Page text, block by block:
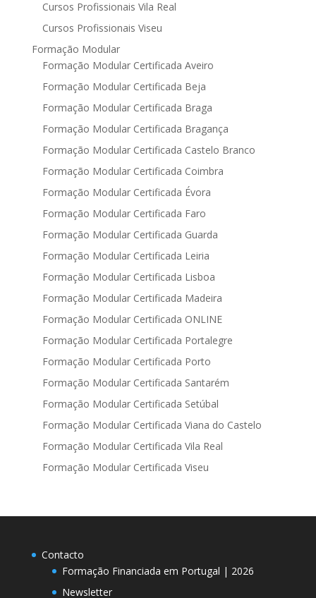
Cursos Profissionais Vila Real
Cursos Profissionais Viseu
Formação Modular
Formação Modular Certificada Aveiro
Formação Modular Certificada Beja
Formação Modular Certificada Braga
Formação Modular Certificada Bragança
Formação Modular Certificada Castelo Branco
Formação Modular Certificada Coimbra
Formação Modular Certificada Évora
Formação Modular Certificada Faro
Formação Modular Certificada Guarda
Formação Modular Certificada Leiria
Formação Modular Certificada Lisboa
Formação Modular Certificada Madeira
Formação Modular Certificada ONLINE
Formação Modular Certificada Portalegre
Formação Modular Certificada Porto
Formação Modular Certificada Santarém
Formação Modular Certificada Setúbal
Formação Modular Certificada Viana do Castelo
Formação Modular Certificada Vila Real
Formação Modular Certificada Viseu
Contacto
Formação Financiada em Portugal | 2026
Newsletter